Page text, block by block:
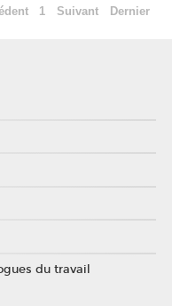
1 Suivant Dernier
du travail